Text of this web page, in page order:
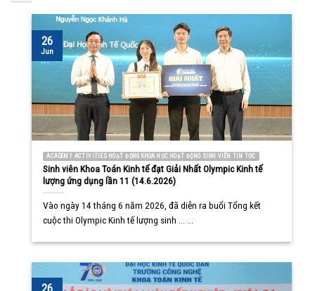
ACADEMY ACTIVITIES HOẠT ĐỘNG KHOA HỌC HOẠT ĐỘNG SINH VIÊN TIN TỨC
Sinh viên Khoa Toán Kinh tế đạt Giải Nhất Olympic Kinh tế
lượng ứng dụng lần 11 (14.6.2026)
Vào ngày 14 tháng 6 năm 2026, đã diễn ra buổi Tổng kết
cuộc thi Olympic Kinh tế lượng sinh ... ...
26
Jun